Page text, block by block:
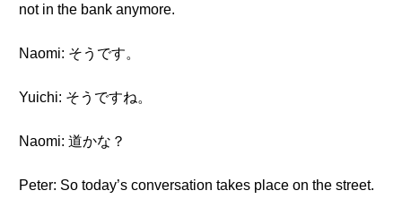
not in the bank anymore.
Naomi: そうです。
Yuichi: そうですね。
Naomi: 道かな？
Peter: So today’s conversation takes place on the street.